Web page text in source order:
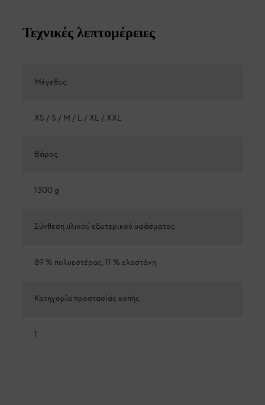
Τεχνικές λεπτομέρειες
Μέγεθος
XS / S / M / L / XL / XXL
Βάρος
1300 g
Σύνθεση υλικού εξωτερικού υφάσματος
89 % πολυεστέρας, 11 % ελαστάνη
Κατηγορία προστασίας κοπής
1